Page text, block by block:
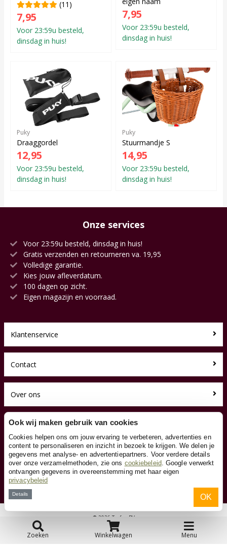
Zoeken Winkelwagen Menu
(11)
7,95
Voor 23:59u besteld,
dinsdag in huis!
7,95
Voor 23:59u besteld,
dinsdag in huis!
Puky
Draaggordel
12,95
Voor 23:59u besteld,
dinsdag in huis!
Puky
Stuurmandje S
14,95
Voor 23:59u besteld,
dinsdag in huis!
Onze services
Voor 23:59u besteld, dinsdag in huis!
Gratis verzenden en retourneren va. 19,95
Volledige garantie.
Kies jouw afleverdatum.
100 dagen op zicht.
Eigen magazijn en voorraad.
Klantenservice
Contact
Over ons
Toyfan BV
Driewielers.nl
Waterwinweg 9
7572 PD Oldenzaal
Tel. 0541-228000
Facebook
Instagram
© 2026 Toyfan BV
Disclaimer
Ook wij maken gebruik van cookies
Cookies helpen ons om jouw ervaring te verbeteren, advertenties en
content te personaliseren en inzicht in bezoek te krijgen. We delen je
gegevens met analyse- en advertentiepartners. Voor verdere details
over onze verzamelmethoden, zie ons cookiebeleid. Google verwerkt
ontvangen gegevens in overeenstemming met haar eigen
privacybeleid
Details OK